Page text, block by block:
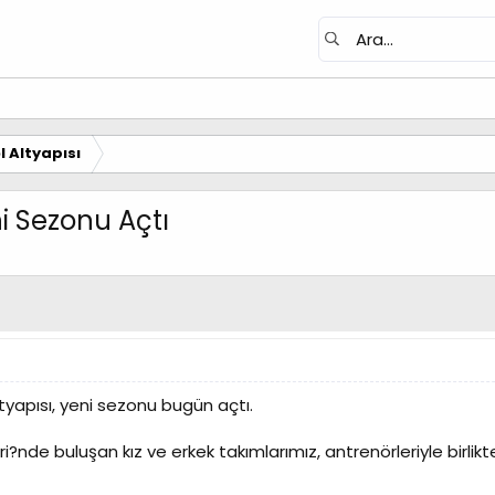
Sezonu Açtı
yeni sezonu bugün açtı.
buluşan kız ve erkek takımlarımız, antrenörleriyle